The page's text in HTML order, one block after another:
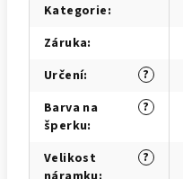
Kategorie:
Záruka:
?
Určení:
?
Barva na
šperku:
?
Velikost